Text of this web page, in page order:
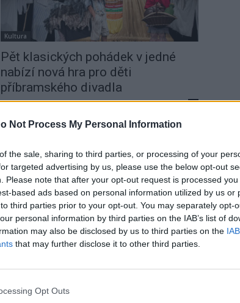
Not Process My Personal Information
the sale, sharing to third parties, or processing of your
targeted advertising by us, please use the below opt-out
Please note that after your opt-out request is processed you
based ads based on personal information utilized by us or
third parties prior to your opt-out. You may separately opt-
personal information by third parties on the IAB’s list of
may also be disclosed by us to third parties on the
that may further disclose it to other third parties.
Opt Outs
Kultura
Pět klasických pohádek v jedné
nabízí nová hra pro děti
příbramského divadla
Radek Ctibor - 17. 9. 2022 0
PŘÍBRAM – K divadlu patří i pohádky, ovšem
s premiérou hry...
Známá hudební pohádka uzavřela